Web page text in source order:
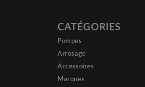
CATÉGORIES
Pompes
Arrosage
Accessoires
Marques